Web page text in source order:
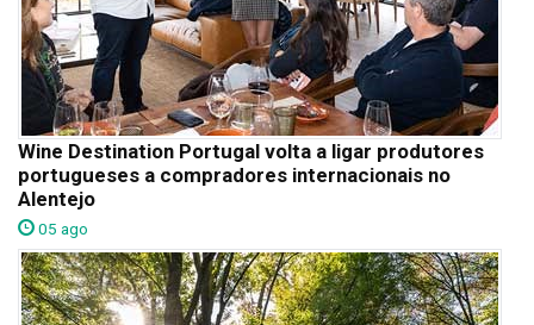
Wine Destination Portugal volta a ligar produtores
portugueses a compradores internacionais no
Alentejo
05 ago